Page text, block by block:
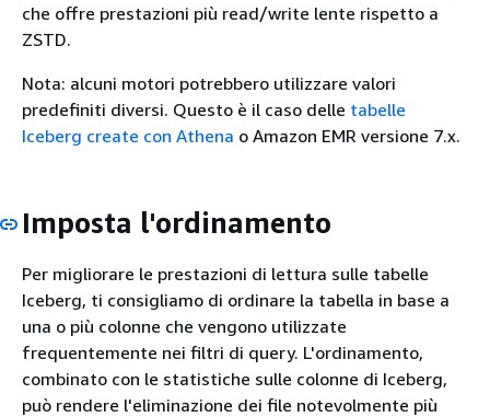
che offre prestazioni più read/write lente rispetto a
ZSTD.
Nota: alcuni motori potrebbero utilizzare valori
predefiniti diversi. Questo è il caso delle tabelle
Iceberg create con Athena o Amazon EMR versione 7.x.
Imposta l'ordinamento
Per migliorare le prestazioni di lettura sulle tabelle
Iceberg, ti consigliamo di ordinare la tabella in base a
una o più colonne che vengono utilizzate
frequentemente nei filtri di query. L'ordinamento,
combinato con le statistiche sulle colonne di Iceberg,
può rendere l'eliminazione dei file notevolmente più